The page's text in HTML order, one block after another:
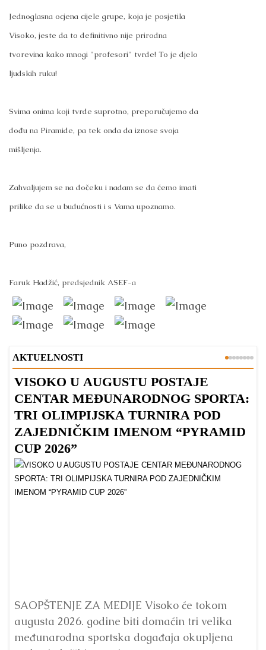
Jednoglasna ocjena cijele grupe, koja je posjetila
Visoko, jeste da to definitivno nije prirodna
tvorevina kako mnogi "profesori" tvrde! To je djelo
ljudskih ruku!
Svima onima koji tvrde suprotno, preporučujemo da
dođu na Piramide, pa tek onda da iznose svoja
mišljenja.
Zahvaljujem se na dočeku i nadam se da ćemo imati
prilike da se u budućnosti i s Vama upoznamo.
Puno pozdrava,
Faruk Hadžić, predsjednik ASEF-a
AKTUELNOSTI
VISOKO U AUGUSTU POSTAJE
CENTAR MEĐUNARODNOG SPORTA:
TRI OLIMPIJSKA TURNIRA POD
ZAJEDNIČKIM IMENOM “PYRAMID
CUP 2026”
SAOPŠTENJE ZA MEDIJE Visoko će tokom
augusta 2026. godine biti domaćin tri velika
međunarodna sportska događaja okupljena